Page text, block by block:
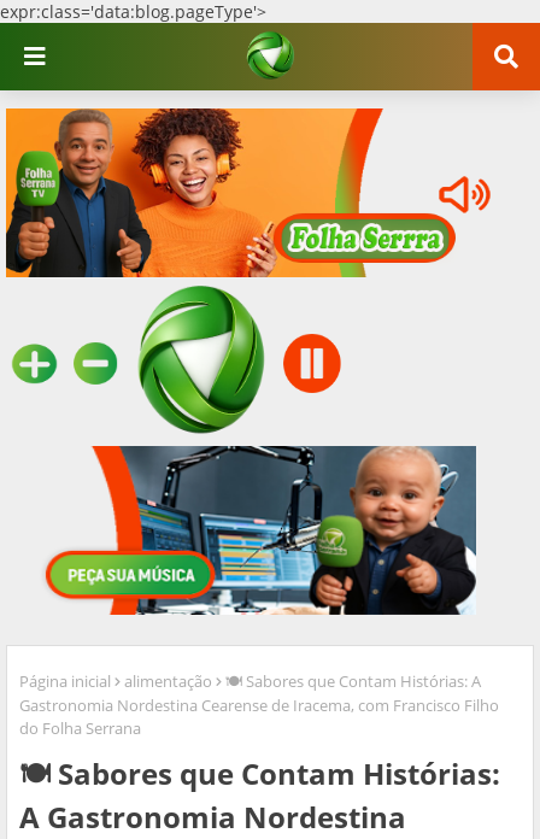
expr:class='data:blog.pageType'>
Página inicial alimentação
🍽️ Sabores que Contam Histórias: A
Gastronomia Nordestina Cearense de Iracema, com Francisco Filho
do Folha Serrana
🍽️ Sabores que Contam Histórias:
A Gastronomia Nordestina